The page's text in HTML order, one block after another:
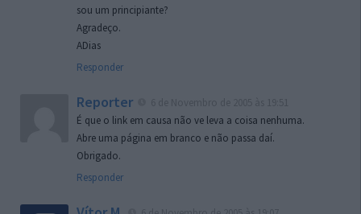
sou um principiante?
Agradeço.
ADias
Responder
Reporter
É que o link em causa não ve leva a coisa nenhuma.
Abre uma página em branco e não passa daí.
Obrigado.
Responder